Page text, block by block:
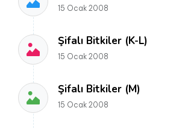
15 Ocak 2008
Şifalı Bitkiler (K-L)
15 Ocak 2008
Şifalı Bitkiler (M)
15 Ocak 2008